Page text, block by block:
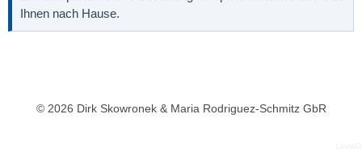
Ihnen nach Hause.
© 2026 Dirk Skowronek & Maria Rodriguez-Schmitz GbR